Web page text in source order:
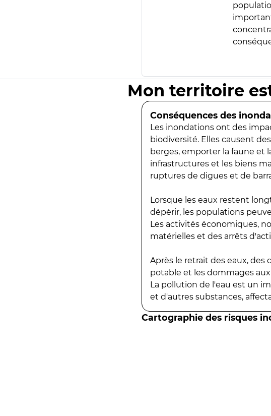
Mon territoire
Conséquences des
Les inondations ont des
biodiversité. Elles causent
berges, emporter la faune et
infrastructures et les biens
ruptures de digues et de
Lorsque les eaux restent
dépérir, les populations
Les activités économiques,
matérielles et des arrêts
Après le retrait des eaux,
potable et les dommages
La pollution de l'eau est un
et d'autres substances,
Cartographie des risques